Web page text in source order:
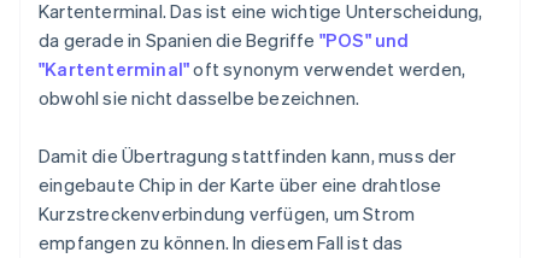
Kartenterminal. Das ist eine wichtige Unterscheidung,
da gerade in Spanien die Begriffe "POS" und
"Kartenterminal"oft synonym verwendet werden,
obwohl sie nicht dasselbe bezeichnen.
Damit die Übertragung stattfinden kann, muss der
eingebaute Chip in der Karte über eine drahtlose
Kurzstreckenverbindung verfügen, um Strom
empfangen zu können. In diesem Fall ist das